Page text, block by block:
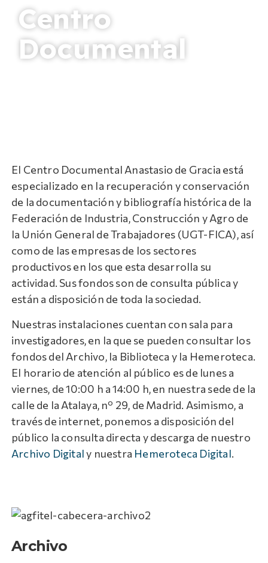
Centro
Documental
El Centro Documental Anastasio de Gracia está
especializado en la recuperación y conservación
de la documentación y bibliografía histórica de la
Federación de Industria, Construcción y Agro de
la Unión General de Trabajadores (UGT-FICA), así
como de las empresas de los sectores
productivos en los que esta desarrolla su
actividad. Sus fondos son de consulta pública y
están a disposición de toda la sociedad.
Nuestras instalaciones cuentan con sala para
investigadores, en la que se pueden consultar los
fondos del Archivo, la Biblioteca y la Hemeroteca.
El horario de atención al público es de lunes a
viernes, de 10:00 h a 14:00 h, en nuestra sede de la
calle de la Atalaya, nº 29, de Madrid. Asimismo, a
través de internet, ponemos a disposición del
público la consulta directa y descarga de nuestro
Archivo Digitaly nuestra Hemeroteca Digital.
Archivo